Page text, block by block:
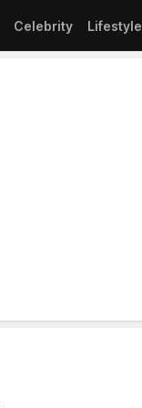
Celebrity Lifestyle